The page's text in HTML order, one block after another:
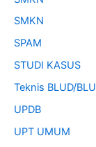
SMKN
SPAM
STUDI KASUS
Teknis BLUD/BLU
UPDB
UPT UMUM